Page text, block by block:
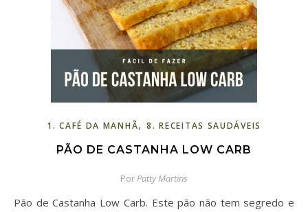
1. CAFÉ DA MANHÃ,8. RECEITAS SAUDÁVEIS
PÃO DE CASTANHA LOW CARB
PorPatty Martins
Pão de Castanha Low Carb. Este pão não tem segredo e